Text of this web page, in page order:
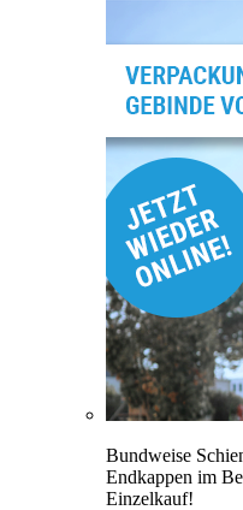
Bundweise
Endkappen im
Einzelkauf!